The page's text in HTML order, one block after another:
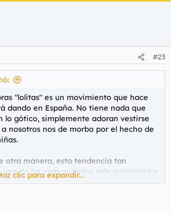
#23
"lolitas" es un movimiento que hace
dando en España. No tiene nada que
lo gótico, simplemente adoran vestirse
nosotros nos de morbo por el hecho de
otra manera, esta tendencia tan
de las comunidades más adelantadas
en Euskadi. Y más concretamente... A
clic para expandir...